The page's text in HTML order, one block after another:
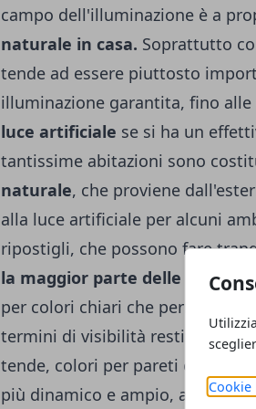
Cookie
campo dell'illuminazione è a
naturale in casa. Soprattutto
tende ad essere piuttosto
illuminazione garantita, fino
luce artificiale se si ha un
tantissime abitazioni sono
naturale, che proviene
alla luce artificiale per alcuni
ripostigli, che possono fare
la maggior parte delle ore del
per colori chiari che permettano
termini di visibilità restituita, nel
tende, colori per pareti o mobili
più dinamico e ampio, anche